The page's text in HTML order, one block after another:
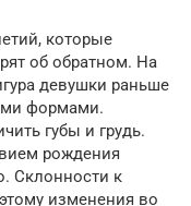
которые
об обратном. На
девушки раньше
формами.
губы и грудь.
рождения
Склонности к
изменения во